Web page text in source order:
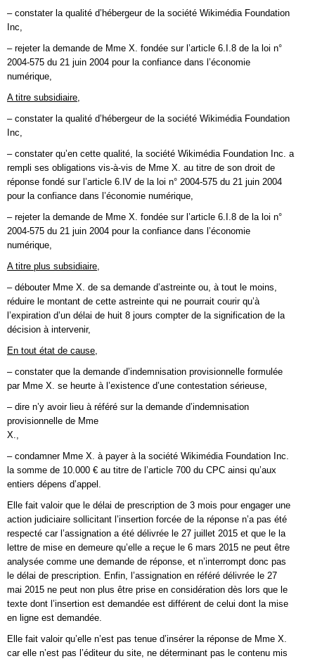
– constater la qualité d’hébergeur de la société Wikimédia Foundation
Inc,
– rejeter la demande de Mme X. fondée sur l’article 6.I.8 de la loi n°
2004-575 du 21 juin 2004 pour la confiance dans l’économie
numérique,
A titre subsidiaire,
– constater la qualité d’hébergeur de la société Wikimédia Foundation
Inc,
– constater qu’en cette qualité, la société Wikimédia Foundation Inc. a
rempli ses obligations vis-à-vis de Mme X. au titre de son droit de
réponse fondé sur l’article 6.IV de la loi n° 2004-575 du 21 juin 2004
pour la confiance dans l’économie numérique,
– rejeter la demande de Mme X. fondée sur l’article 6.I.8 de la loi n°
2004-575 du 21 juin 2004 pour la confiance dans l’économie
numérique,
A titre plus subsidiaire,
– débouter Mme X. de sa demande d’astreinte ou, à tout le moins,
réduire le montant de cette astreinte qui ne pourrait courir qu’à
l’expiration d’un délai de huit 8 jours compter de la signification de la
décision à intervenir,
En tout état de cause,
– constater que la demande d’indemnisation provisionnelle formulée
par Mme X. se heurte à l’existence d’une contestation sérieuse,
– dire n’y avoir lieu à référé sur la demande d’indemnisation
provisionnelle de Mme
X.,
– condamner Mme X. à payer à la société Wikimédia Foundation Inc.
la somme de 10.000 € au titre de l’article 700 du CPC ainsi qu’aux
entiers dépens d’appel.
Elle fait valoir que le délai de prescription de 3 mois pour engager une
action judiciaire sollicitant l’insertion forcée de la réponse n’a pas été
respecté car l’assignation a été délivrée le 27 juillet 2015 et que le la
lettre de mise en demeure qu’elle a reçue le 6 mars 2015 ne peut être
analysée comme une demande de réponse, et n’interrompt donc pas
le délai de prescription. Enfin, l’assignation en référé délivrée le 27
mai 2015 ne peut non plus être prise en considération dès lors que le
texte dont l’insertion est demandée est différent de celui dont la mise
en ligne est demandée.
Elle fait valoir qu’elle n’est pas tenue d’insérer la réponse de Mme X.
car elle n’est pas l’éditeur du site, ne déterminant pas le contenu mis